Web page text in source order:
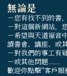
無論是
－您有找不到的書
－對這個新網站，
－希望與天道福音
讀書會、講座、或
－對我們的事工有
－或其他問題......
歡迎你點擊"客戶